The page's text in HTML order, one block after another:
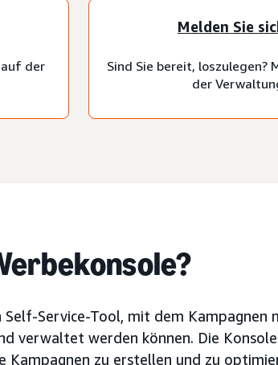
auf der
Melden Sie
Sind Sie bereit, loszulegen?
der
Self-Service-Tool, mit dem Kampagnen
verwaltet werden können. Die
Kampagnen zu erstellen und zu